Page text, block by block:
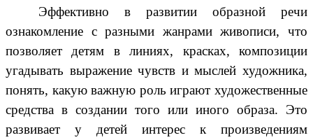
Эффективно в развитии образной речи
ознакомление с разными жанрами живописи, что
позволяет детям в линиях, красках, композиции
угадывать выражение чувств и мыслей художника,
понять, какую важную роль играют художественные
средства в создании того или иного образа. Это
развивает у детей интерес к произведениям